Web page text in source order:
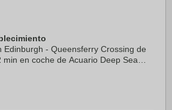
Edinburgh - Queensferry Crossing de
min en coche de Acuario Deep Sea
a 22,7 km de ...